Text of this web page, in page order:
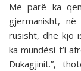
Më parë ka
gjermanisht,
rusisht, dhe kjo
ka mundësi t’i
Dukagjinit.”,